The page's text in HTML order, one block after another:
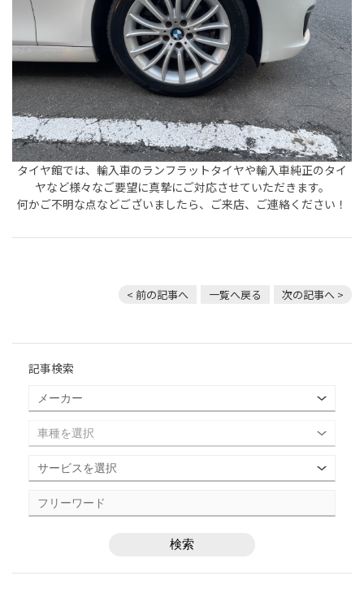
タイヤ館では、輸入車のランフラットタイヤや輸入車純正のタイ
ヤなど様々なご要望に真摯にご対応させていただきます。
何かご不明な点などございましたら、ご来店、ご連絡ください！
< 前の記事へ 一覧へ戻る 次の記事へ >
記事検索